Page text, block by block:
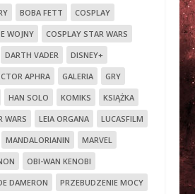
BOBA FETT
COSPLAY
WOJNY
COSPLAY STAR WARS
DARTH VADER
DISNEY+
APHRA GALERIA
GRY
HAN SOLO KOMIKS
KSIĄŻKA
WARS LEIA ORGANA
LUCASFILM
MANDALORIANIN
MARVEL
OBI-WAN KENOBI
DAMERON
PRZEBUDZENIE MOCY